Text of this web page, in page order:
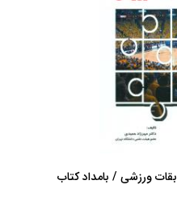
ورزشی / بامداد کتاب